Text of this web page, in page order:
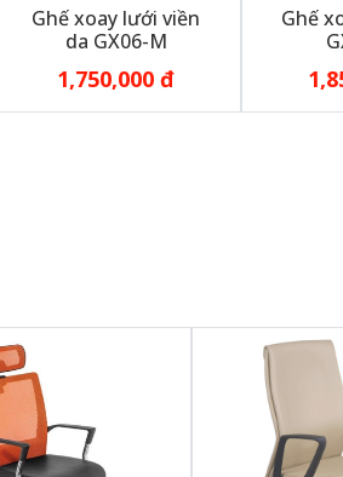
Ghế xoay lưới viền
da GX06-M
1,750,000 đ
Ghế